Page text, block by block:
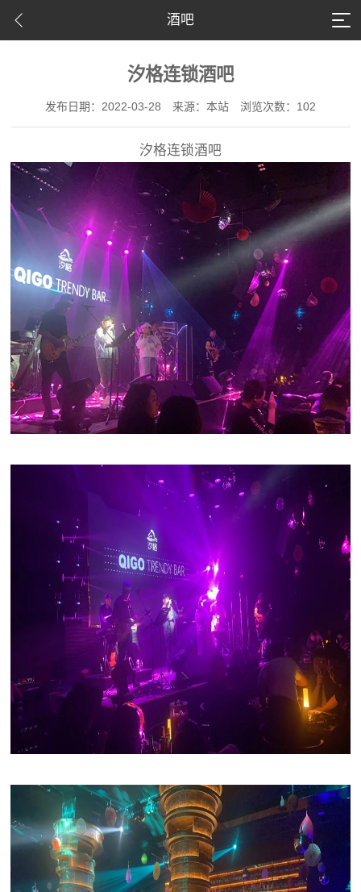
酒吧
汐格连锁酒吧
发布日期：2022-03-28 来源：本站 浏览次数：102
汐格连锁酒吧